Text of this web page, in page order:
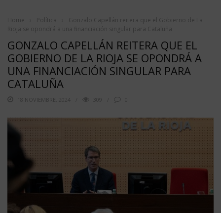
Home Política
Gonzalo Capellán reitera que el Gobierno de La
Rioja se opondrá a una financiación singular para Cataluña
GONZALO CAPELLÁN REITERA QUE EL
GOBIERNO DE LA RIOJA SE OPONDRÁ A
UNA FINANCIACIÓN SINGULAR PARA
CATALUÑA
18 NOVIEMBRE, 2024 309